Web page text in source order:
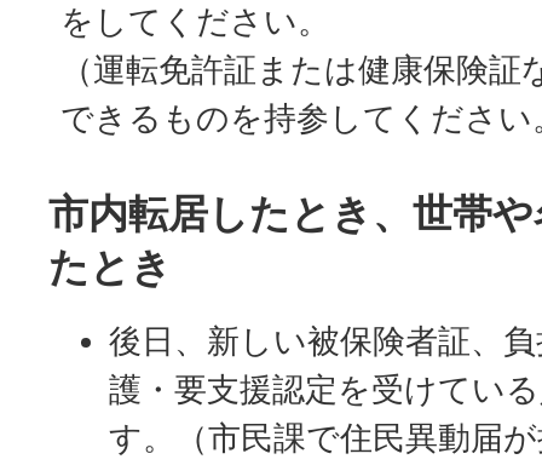
をしてください。
（運転免許証または健康保険証
できるものを持参してくださ
市内転居したとき、世帯
たとき
後日、新しい被保険者証、
護・要支援認定を受けてい
す。（市民課で住民異動届